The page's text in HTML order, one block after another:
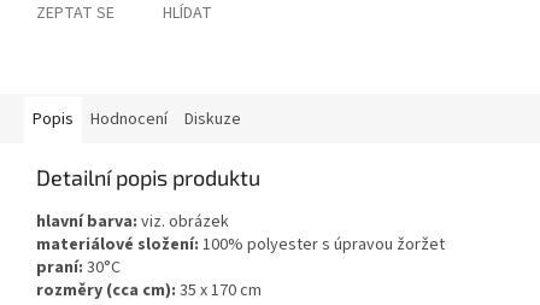
ZEPTAT SE HLÍDAT
Popis Hodnocení Diskuze
Detailní popis produktu
hlavní barva: viz. obrázek
materiálové složení: 100% polyester s úpravou žoržet
praní: 30°C
rozměry (cca cm): 35 x 170 cm